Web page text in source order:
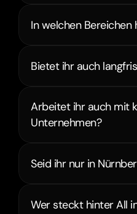
In welchen Bereichen
Bietet ihr auch
Arbeitet ihr auch mit
Unternehmen?
Seid ihr nur in
Wer steckt hinter All